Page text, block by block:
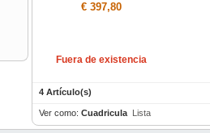
€ 397,80
Fuera de existencia
4 Artículo(s)
Ver como: Cuadricula Lista